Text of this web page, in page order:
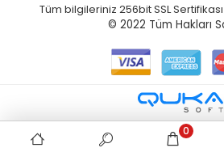
Tüm bilgileriniz 256bit SSL
© 2022 Tüm Hakları
0